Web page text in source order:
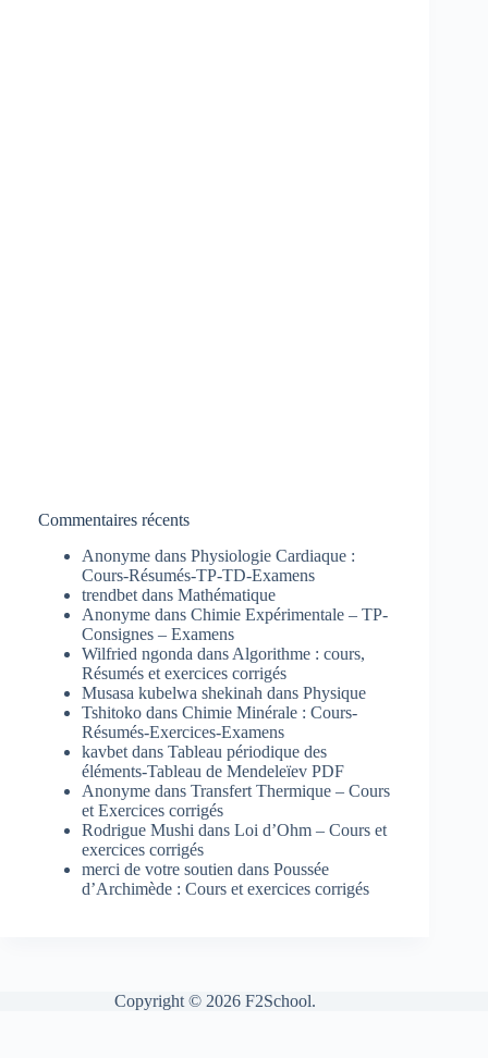
Commentaires récents
Anonyme dans Physiologie Cardiaque :
Cours-Résumés-TP-TD-Examens
trendbet dans Mathématique
Anonyme dans Chimie Expérimentale – TP-
Consignes – Examens
Wilfried ngonda dans Algorithme : cours,
Résumés et exercices corrigés
Musasa kubelwa shekinah dans Physique
Tshitoko dans Chimie Minérale : Cours-
Résumés-Exercices-Examens
kavbet dans Tableau périodique des
éléments-Tableau de Mendeleïev PDF
Anonyme dans Transfert Thermique – Cours
et Exercices corrigés
Rodrigue Mushi dans Loi d’Ohm – Cours et
exercices corrigés
merci de votre soutien dans Poussée
d’Archimède : Cours et exercices corrigés
Copyright © 2026 F2School.